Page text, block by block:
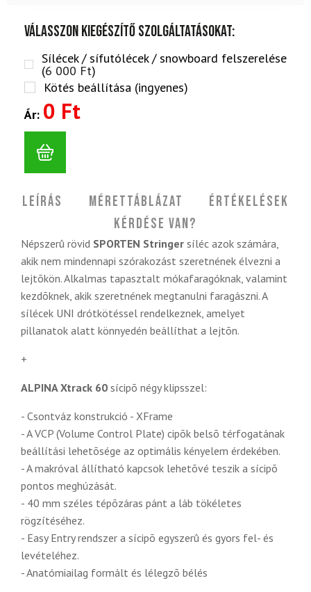
Válasszon kiegészítő szolgáltatásokat:
Sílécek / sífutólécek / snowboard felszerelése
(6 000 Ft)
Kötés beállítása (ingyenes)
Ár: 0 Ft
Leírás Mérettáblázat
Értékelések
Kérdése van?
Népszerû rövid SPORTEN Stringer síléc azok számára,
akik nem mindennapi szórakozást szeretnének élvezni a
lejtõkön. Alkalmas tapasztalt mókafaragóknak, valamint
kezdõknek, akik szeretnének megtanulni faragászni. A
sílécek UNI drótkötéssel rendelkeznek, amelyet
pillanatok alatt könnyedén beállíthat a lejtõn.
+
ALPINA Xtrack 60 sícipõ négy klipsszel:
- Csontváz konstrukció - XFrame
- A VCP (Volume Control Plate) cipõk belsõ térfogatának
beállítási lehetõsége az optimális kényelem érdekében.
- A makróval állítható kapcsok lehetõvé teszik a sícipõ
pontos meghúzását.
- 40 mm széles tépõzáras pánt a láb tökéletes
rögzítéséhez.
- Easy Entry rendszer a sícipõ egyszerû és gyors fel- és
levételéhez.
- Anatómiailag formált és lélegzõ bélés